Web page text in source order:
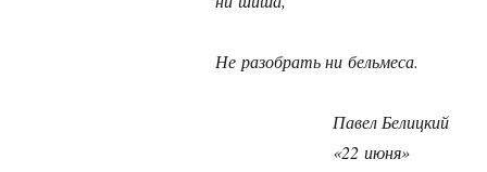
Не разобрать ни бельмеса.
Павел Белицкий
«22 июня»